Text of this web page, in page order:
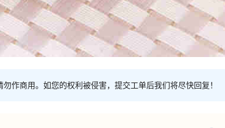
作商用。如您的权利被侵害，提交工单后我们将尽快回复！